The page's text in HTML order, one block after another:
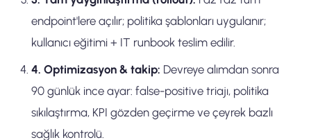
endpoint'lere açılır; politika şablonları uygulanır;
kullanıcı eğitimi + IT runbook teslim edilir.
4. Optimizasyon & takip: Devreye alımdan sonra
90 günlük ince ayar: false-positive triajı, politika
sıkılaştırma, KPI gözden geçirme ve çeyrek bazlı
sağlık kontrolü.